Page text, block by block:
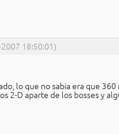
18:50:01)
lo que no sabia era que
2-D aparte de los bosses y